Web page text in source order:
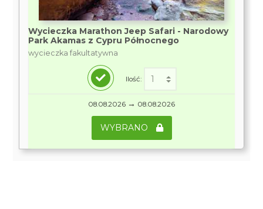
Wycieczka Marathon Jeep Safari - Narodowy
Park Akamas z Cypru Północnego
wycieczka fakultatywna
Ilość:
08.08.2026 → 08.08.2026
WYBRANO